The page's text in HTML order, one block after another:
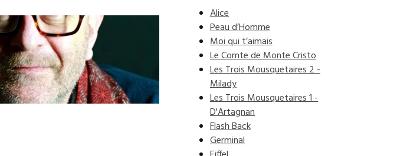
Alice
Peau d’Homme
Moi qui t’aimais
Le Comte de Monte Cristo
Les Trois Mousquetaires 2 -
Milady
Les Trois Mousquetaires 1 -
D'Artagnan
Flash Back
Germinal